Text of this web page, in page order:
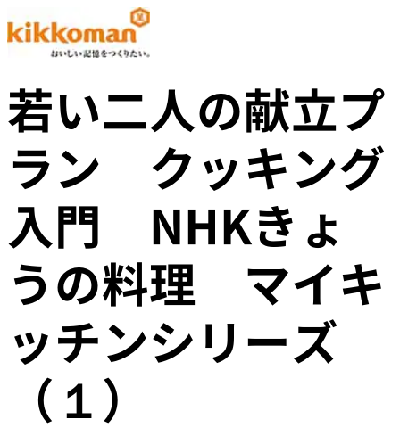
若い二人の献立プ
ラン クッキング
入門 NHKきょ
うの料理 マイキ
ッチンシリーズ
（１）